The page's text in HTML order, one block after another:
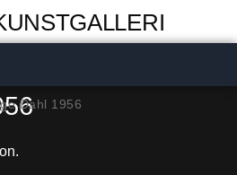
Dahl 1956